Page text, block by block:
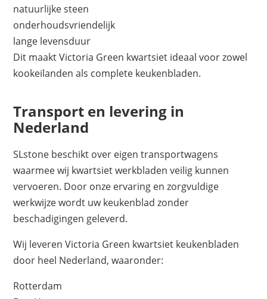
natuurlijke steen
onderhoudsvriendelijk
lange levensduur
Dit maakt Victoria Green kwartsiet ideaal voor zowel
kookeilanden als complete keukenbladen.
Transport en levering in
Nederland
SLstone beschikt over eigen transportwagens
waarmee wij kwartsiet werkbladen veilig kunnen
vervoeren. Door onze ervaring en zorgvuldige
werkwijze wordt uw keukenblad zonder
beschadigingen geleverd.
Wij leveren Victoria Green kwartsiet keukenbladen
door heel Nederland, waaronder:
Rotterdam